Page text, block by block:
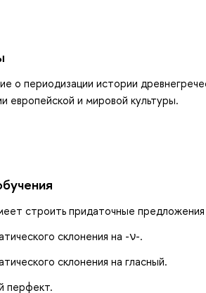
о периодизации истории
европейской и мировой культуры.
строить придаточные предложения
склонения на -ν-.
склонения на гласный.
перфект.